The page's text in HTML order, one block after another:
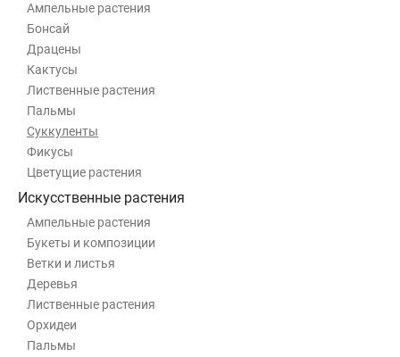
Ампельные растения
Бонсай
Драцены
Кактусы
Лиственные растения
Пальмы
Суккуленты
Фикусы
Цветущие растения
Искусственные растения
Ампельные растения
Букеты и композиции
Ветки и листья
Деревья
Лиственные растения
Орхидеи
Пальмы